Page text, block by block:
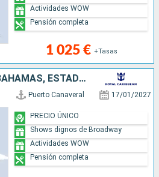
1 025 € +Tasas
Actividades WOW
Pensión completa
HONDURAS, MÉXICO, BAHAMAS, ESTADOS UNIDOS
Puerto Canaveral 17/01/2027
PRECIO ÚNICO
Shows dignos de Broadway
Actividades WOW
Pensión completa